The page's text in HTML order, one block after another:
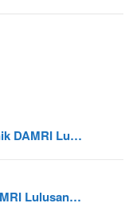
DAMRI Lu…
Lulusan…